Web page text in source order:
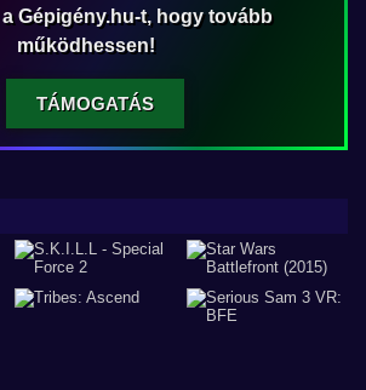
Gépigény.hu-t, hogy tovább
működhessen!
TÁMOGATÁS